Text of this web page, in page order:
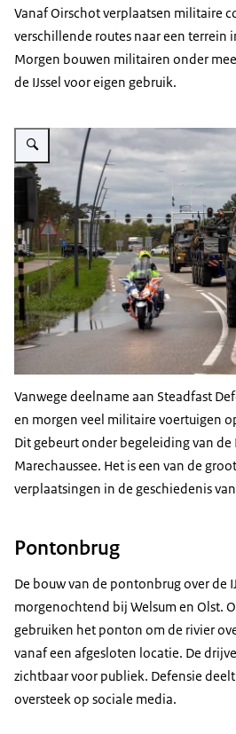
Vanaf Oirschot verplaatsen militaire
verschillende routes naar een terrein
Morgen bouwen militairen onder
de IJssel voor eigen gebruik.
Vergroot afbeelding Militaire voertuigen
Vanwege deelname aan Steadfast
en morgen veel militaire voertuigen
Dit gebeurt onder begeleiding van
Marechaussee. Het is een van de
verplaatsingen in de geschiedenis
Pontonbrug
De bouw van de pontonbrug over de
morgenochtend bij Welsum en Olst.
gebruiken het ponton om de rivier
vanaf een afgesloten locatie. De
zichtbaar voor publiek. Defensie
oversteek op sociale media.